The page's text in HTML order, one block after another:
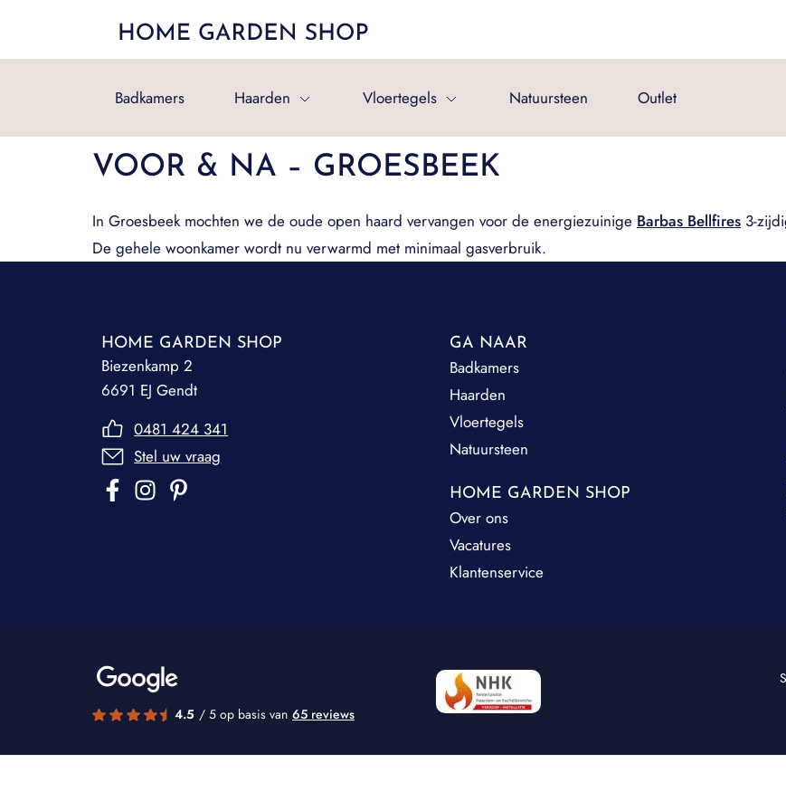
Badkamers Haarden Vloertegels Natuursteen Outlet
VOOR & NA – GROESBEEK
In Groesbeek mochten we de oude open haard vervangen voor de energiezuinige Barbas Bellfires 3-
De gehele woonkamer wordt nu verwarmd met minimaal gasverbruik.
HOME GARDEN SHOP
Biezenkamp 2
6691 EJ Gendt
0481 424 341
Stel uw vraag
GA NAAR
Badkamers
Haarden
Vloertegels
Natuursteen
HOME GARDEN SHOP
Over ons
Vacatures
Klantenservice
4.5 / 5 op basis van 65 reviews